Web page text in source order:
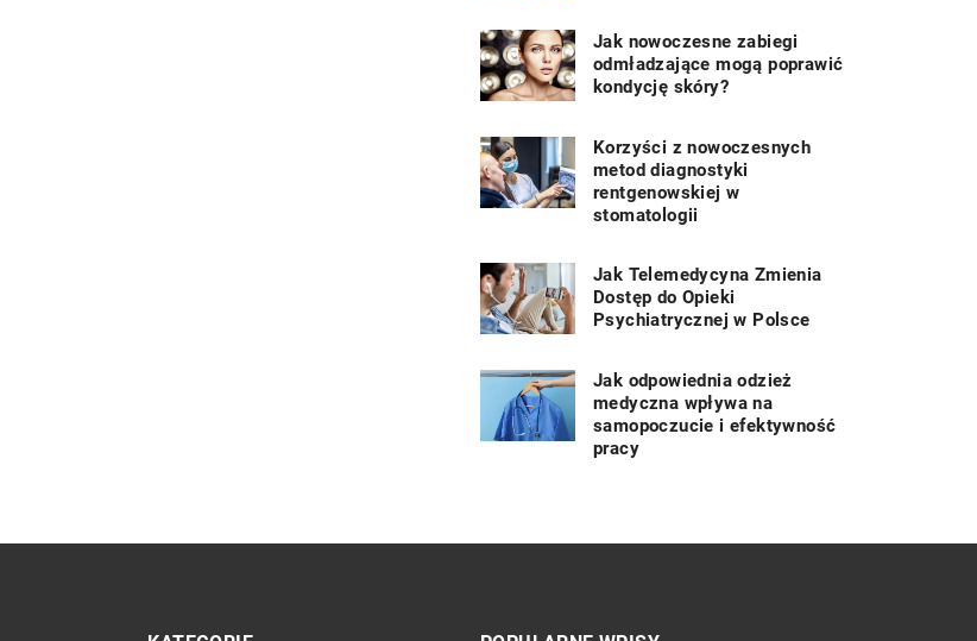
Jak nowoczesne zabiegi
odmładzające mogą poprawić
kondycję skóry?
Korzyści z nowoczesnych
metod diagnostyki
rentgenowskiej w
stomatologii
Jak Telemedycyna Zmienia
Dostęp do Opieki
Psychiatrycznej w Polsce
Jak odpowiednia odzież
medyczna wpływa na
samopoczucie i efektywność
pracy